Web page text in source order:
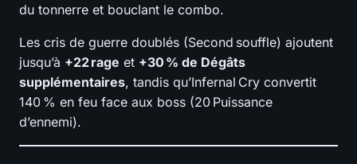
du tonnerre et bouclant le combo.
Les cris de guerre doublés (Second souffle) ajoutent
jusqu’à +22 rage et +30 % de Dégâts
supplémentaires, tandis qu’Infernal Cry convertit
140 % en feu face aux boss (20 Puissance
d’ennemi).